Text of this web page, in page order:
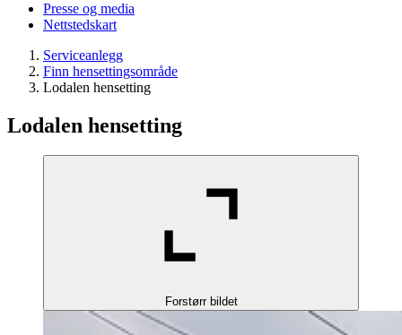
Presse og media
Nettstedskart
Serviceanlegg
Finn hensettingsområde
Lodalen hensetting
Lodalen hensetting
Forstørr bildet